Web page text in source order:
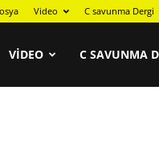
Video C savunma Dergi
VIDEO C SAVUNMA